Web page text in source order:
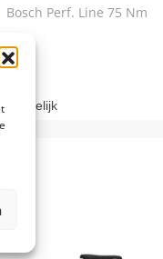
Bosch Perf. Line 75 Nm
5
Vergelijk